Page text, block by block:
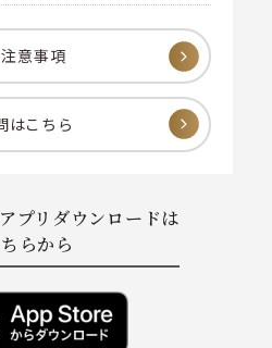
意事項
はこちら
プリダウンロードは
らから